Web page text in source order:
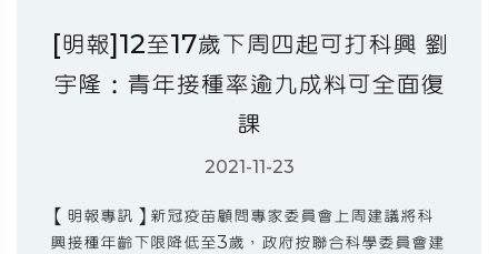
[明報]12至17歲下周四起可打科興 劉
宇隆：青年接種率逾九成料可全面復
課
2021-11-23
【明報專訊】新冠疫苗顧問專家委員會上周建議將科
興接種年齡下限降低至3歲，政府按聯合科學委員會建